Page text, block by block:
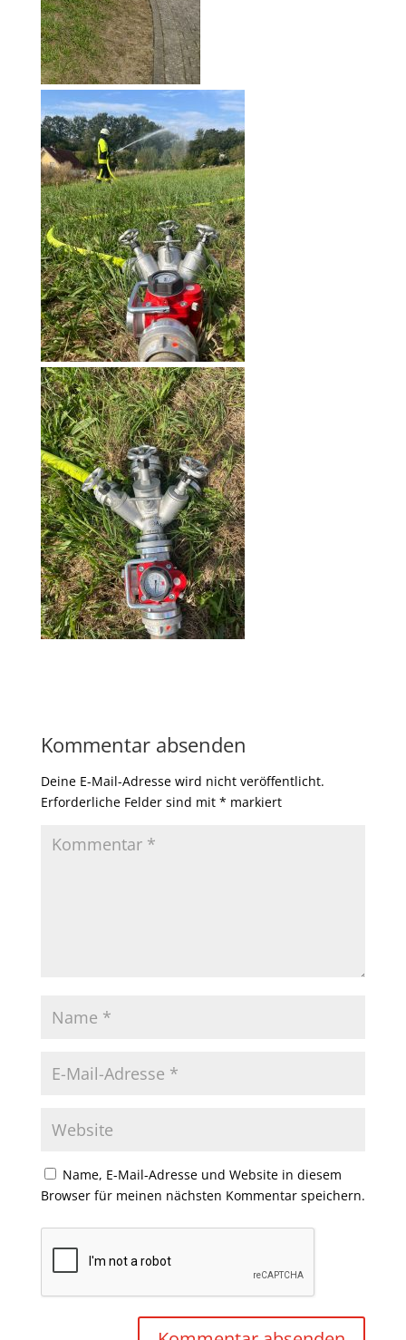
Kommentar absenden
Deine E-Mail-Adresse wird nicht veröffentlicht.
Erforderliche Felder sind mit * markiert
Name, E-Mail-Adresse und Website in diesem
Browser für meinen nächsten Kommentar speichern.